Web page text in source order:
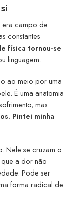
era campo de
constantes
física tornou-se
linguagem.
ao meio por uma
É uma anatomia
mas
Pintei minha
Nele se cruzam o
a dor não
Pode ser
forma radical de